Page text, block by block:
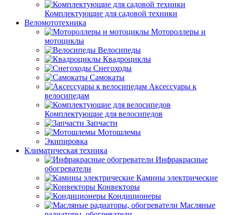
Комплектующие для садовой техники
Веломототехника
Мотороллеры и
мотоциклы
Велосипеды
Квадроциклы
Снегоходы
Самокаты
Аксессуары к
велосипедам
Комплектующие для велосипедов
Запчасти
Мотошлемы
Экипировка
Климатическая техника
Инфракрасные
обогреватели
Камины электрические
Конвекторы
Кондиционеры
Масляные